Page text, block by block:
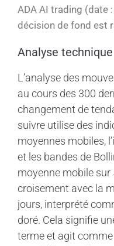
ADA AI trading (date
décision de fond est
Analyse technique
L’analyse des
au cours des 300
changement de
suivre utilise des
moyennes mobiles,
et les bandes de
moyenne mobile
croisement avec la
jours, interprété
doré. Cela signifie
terme et agit